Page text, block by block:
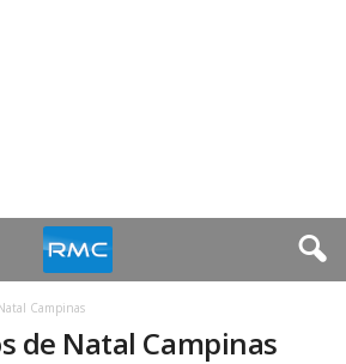
Campinas
de Natal Campinas